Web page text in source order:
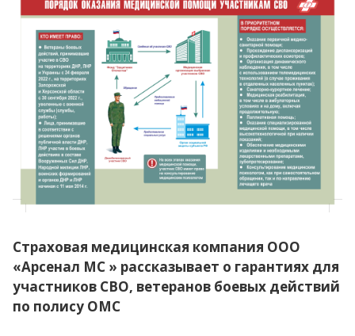
Страховая медицинская компания ООО
«Арсенал МС » рассказывает о гарантиях для
участников СВО, ветеранов боевых действий
по полису ОМС